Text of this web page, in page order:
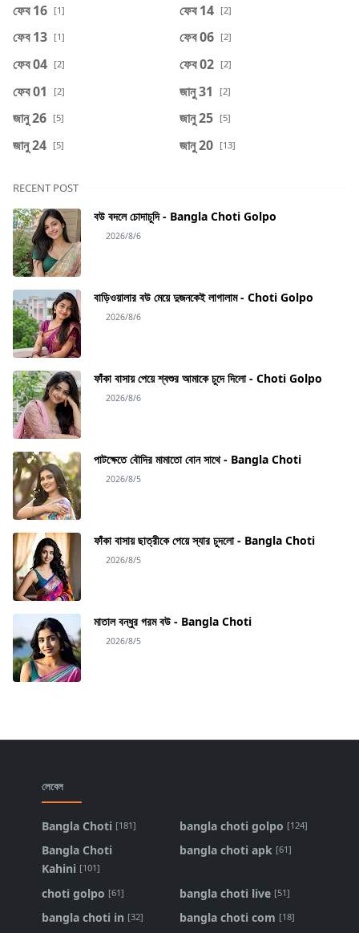
ফেব 16 [1] ফেব 14 [2]
ফেব 13 [1] ফেব 06 [2]
ফেব 04 [2] ফেব 02 [2]
ফেব 01 [2] জানু 31 [2]
জানু 26 [5] জানু 25 [5]
জানু 24 [5] জানু 20 [13]
RECENT POST
বউ বদলে চোদাচুদি - Bangla Choti Golpo
2026/8/6
বাড়িওয়ালার বউ মেয়ে দুজনকেই লাগালাম - Choti Golpo
2026/8/6
ফাঁকা বাসায় পেয়ে শ্বশুর আমাকে চুদে দিলো - Choti Golpo
2026/8/6
পাটক্ষেতে বৌদির মামাতো বোন সাথে - Bangla Choti
2026/8/5
ফাঁকা বাসায় ছাত্রীকে পেয়ে স্যার চুদলো - Bangla Choti
2026/8/5
মাতাল বন্ধুর গরম বউ - Bangla Choti
2026/8/5
লেবেল
Bangla Choti [181] bangla choti golpo [124]
Bangla Choti
Kahini [101]
bangla choti apk [61]
choti golpo [61] bangla choti live [51]
bangla choti in [32] bangla choti com [18]